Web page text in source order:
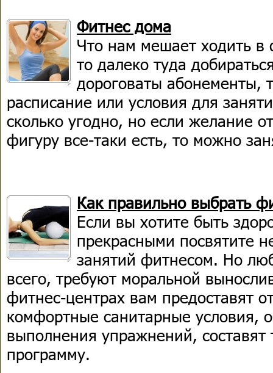
Фитнес дома
Что нам мешает ходить
то далеко туда
дороговаты абонементы,
расписание или условия для
сколько угодно, но если желание
фигуру все-таки есть, то можно
Как правильно выбрать
Если вы хотите быть
прекрасными посвятите
занятий фитнесом. Но
всего, требуют моральной
фитнес-центрах вам предоставят
комфортные санитарные условия,
выполнения упражнений, составят
программу.